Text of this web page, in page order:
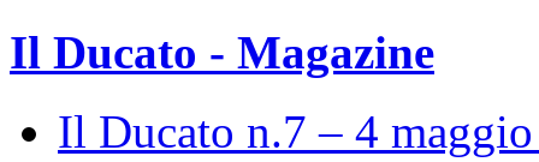
Il Ducato - Magazine
Il Ducato n.7 – 4